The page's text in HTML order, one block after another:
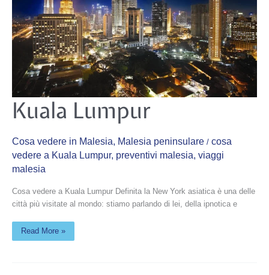
Kuala Lumpur
Cosa vedere in Malesia, Malesia peninsulare / cosa
vedere a Kuala Lumpur, preventivi malesia, viaggi
malesia
Cosa vedere a Kuala Lumpur Definita la New York asiatica è una delle
città più visitate al mondo: stiamo parlando di lei, della ipnotica e
Kuala
Lumpur
Read More »